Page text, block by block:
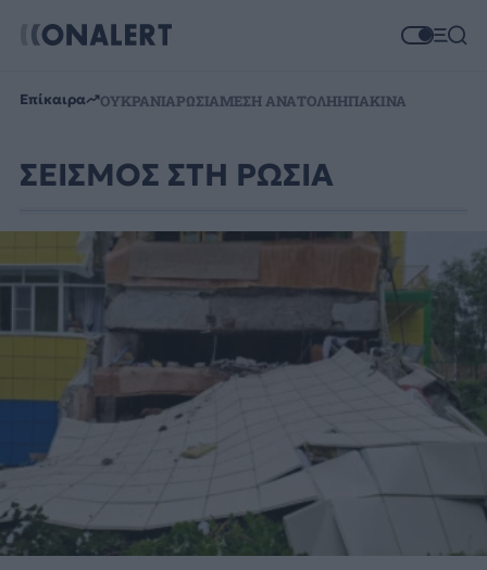
Επίκαιρα ΟΥΚΡΑΝΙΑΡΩΣΙΑΜΕΣΗ ΑΝΑΤΟΛΗΗΠΑΚΙΝΑ
ΣΕΙΣΜΟΣ ΣΤΗ ΡΩΣΙΑ